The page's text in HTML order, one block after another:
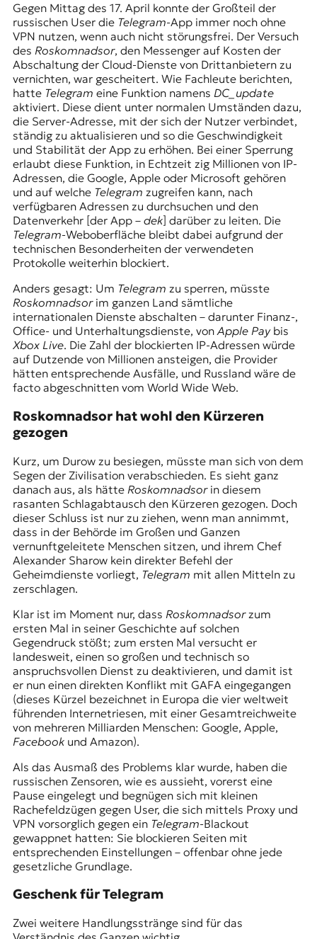
Gegen Mittag des 17. April konnte der Großteil der
russischen User die Telegram-App immer noch ohne
VPN nutzen, wenn auch nicht störungsfrei. Der Versuch
des Roskomnadsor, den Messenger auf Kosten der
Abschaltung der Cloud-Dienste von Drittanbietern zu
vernichten, war gescheitert. Wie Fachleute berichten,
hatte Telegram eine Funktion namens DC_update
aktiviert. Diese dient unter normalen Umständen dazu,
die Server-Adresse, mit der sich der Nutzer verbindet,
ständig zu aktualisieren und so die Geschwindigkeit
und Stabilität der App zu erhöhen. Bei einer Sperrung
erlaubt diese Funktion, in Echtzeit zig Millionen von IP-
Adressen, die Google, Apple oder Microsoft gehören
und auf welche Telegram zugreifen kann, nach
verfügbaren Adressen zu durchsuchen und den
Datenverkehr [der App – dek] darüber zu leiten. Die
Telegram-Weboberfläche bleibt dabei aufgrund der
technischen Besonderheiten der verwendeten
Protokolle weiterhin blockiert.
Anders gesagt: Um Telegram zu sperren, müsste
Roskomnadsor im ganzen Land sämtliche
internationalen Dienste abschalten – darunter Finanz-,
Office- und Unterhaltungsdienste, vonApple Paybis
Xbox Live. Die Zahl der blockierten IP-Adressen würde
auf Dutzende von Millionen ansteigen, die Provider
hätten entsprechende Ausfälle, und Russland wäre de
facto abgeschnitten vom World Wide Web.
Roskomnadsor hat wohl den Kürzeren
gezogen
Kurz, um Durow zu besiegen, müsste man sich von dem
Segen der Zivilisation verabschieden. Es sieht ganz
danach aus, als hätte Roskomnadsor in diesem
rasanten Schlagabtausch den Kürzeren gezogen. Doch
dieser Schluss ist nur zu ziehen, wenn man annimmt,
dass in der Behörde im Großen und Ganzen
vernunftgeleitete Menschen sitzen, und ihrem Chef
Alexander Shаrowkein direkter Befehl der
Geheimdienste vorliegt, Telegram mit allen Mitteln zu
zerschlagen.
Klar ist im Moment nur, dass Roskomnadsorzum
ersten Mal in seiner Geschichte auf solchen
Gegendruck stößt; zum ersten Mal versucht er
landesweit, einen so großen und technisch so
anspruchsvollen Dienst zu deaktivieren, und damit ist
er nun einen direkten Konflikt mit GAFA eingegangen
(dieses Kürzel bezeichnet in Europa die vier weltweit
führenden Internetriesen, mit einer Gesamtreichweite
von mehreren Milliarden Menschen: Google, Apple,
Facebook und Amazon).
Als das Ausmaß des Problems klar wurde, haben die
russischen Zensoren, wie es aussieht, vorerst eine
Pause eingelegt und begnügen sich mit kleinen
Rachefeldzügen gegen User, die sich mittels Proxy und
VPN vorsorglich gegen ein Telegram-Blackout
gewappnet hatten: Sie blockieren Seiten mit
entsprechenden Einstellungen – offenbar ohne jede
gesetzliche Grundlage.
Geschenk für Telegram
Zwei weitere Handlungsstränge sind für das